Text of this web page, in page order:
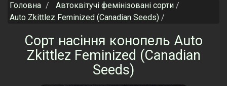
Головна
Автоквітучі фемінізовані сорти
Auto Zkittlez Feminized (Canadian Seeds)
Сорт насіння конопель Auto
Zkittlez Feminized (Canadian
Seeds)